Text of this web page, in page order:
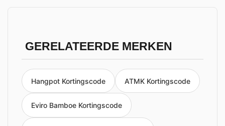
GERELATEERDE MERKEN
Hangpot Kortingscode ATMK Kortingscode
Eviro Bamboe Kortingscode